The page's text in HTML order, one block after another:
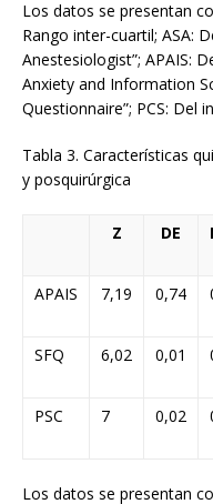
Los datos se presentan
Rango inter-cuartil; ASA:
Anestesiologist”; APAIS:
Anxiety and Information
Questionnaire”; PCS: Del
Tabla 3. Características
y posquirúrgica
Z DE
APAIS
7,19 0,74
SFQ
6,02 0,01
PSC
7 0,02
Los datos se presentan